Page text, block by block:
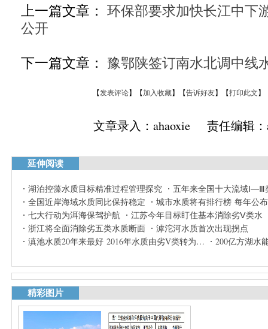
上一篇文章： 环保部要求加快长江中下
公开
下一篇文章： 豫鄂陕签订南水北调中线
【发表评论】【加入收藏】【告诉好友】【打印此文】
文章录入：ahaoxie 责任编辑
延伸阅读
湖泊控藻水质目标精准过程管理探究
五年来全国十大流域
全国近岸海域水质同比保持稳定
城市水质将有排行榜 每年公
七大行动为洱海保驾护航
江苏今年目标盯住基本消除劣Ⅴ类水
浙江将全面消除劣五类水质断面
滹沱河水质首次出现拐点
滇池水质20年来最好 2016年水质由劣V类转为…
200亿方湖水
精彩图片